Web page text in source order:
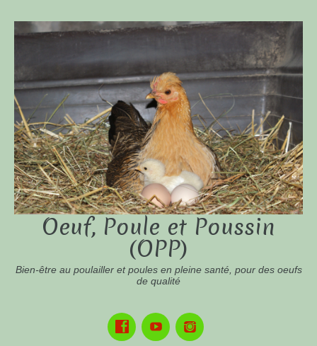
Oeuf, Poule et Poussin
(OPP)
Bien-être au poulailler et poules en pleine santé, pour des oeufs
de qualité